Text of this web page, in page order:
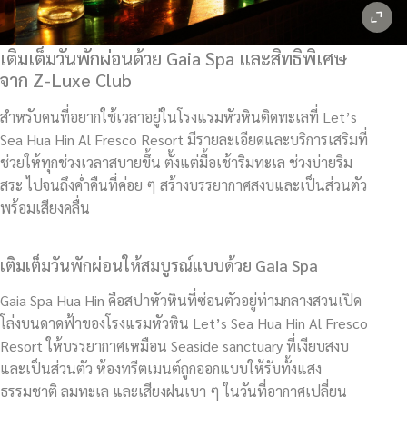
เติมเต็มวันพักผ่อนด้วย Gaia Spa และสิทธิพิเศษ
จาก Z-Luxe Club
สำหรับคนที่อยากใช้เวลาอยู่ในโรงแรมหัวหินติดทะเลที่ Let’s
Sea Hua Hin Al Fresco Resort มีรายละเอียดและบริการเสริมที่
ช่วยให้ทุกช่วงเวลาสบายขึ้น ตั้งแต่มื้อเช้าริมทะเล ช่วงบ่ายริม
สระ ไปจนถึงค่ำคืนที่ค่อย ๆ สร้างบรรยากาศสงบและเป็นส่วนตัว
พร้อมเสียงคลื่น
เติมเต็มวันพักผ่อนให้สมบูรณ์แบบด้วย Gaia Spa
Gaia Spa Hua Hin คือสปาหัวหินที่ซ่อนตัวอยู่ท่ามกลางสวนเปิด
โล่งบนดาดฟ้าของโรงแรมหัวหิน Let’s Sea Hua Hin Al Fresco
Resort ให้บรรยากาศเหมือน Seaside sanctuary ที่เงียบสงบ
และเป็นส่วนตัว ห้องทรีตเมนต์ถูกออกแบบให้รับทั้งแสง
ธรรมชาติ ลมทะเล และเสียงฝนเบา ๆ ในวันที่อากาศเปลี่ยน